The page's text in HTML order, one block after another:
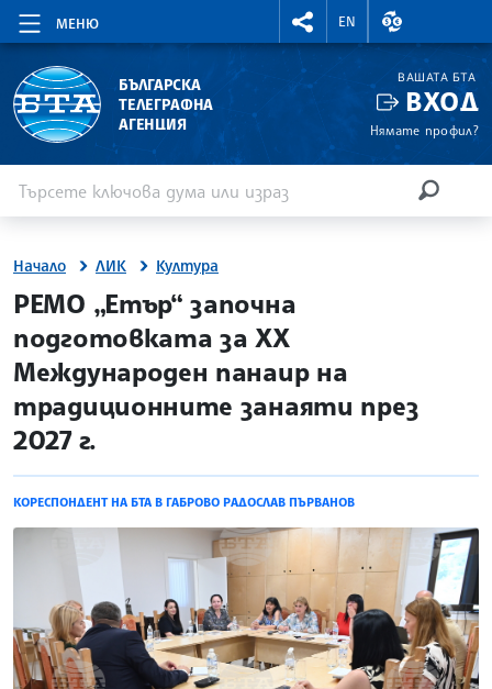
МЕНЮ
RIGHTMENU.SOCIAL
EN
ВАЛУТНИ
БЪЛГАРСКА
ТЕЛЕГРАФНА
АГЕНЦИЯ
ВАШАТА БТА
ВХОД
Нямате профил?
Начало ЛИК Култура
site.bta
РЕМО „Етър“ започна
подготовката за XX
Международен панаир на
традиционните занаяти през
2027 г.
КОРЕСПОНДЕНТ НА БТА В ГАБРОВО РАДОСЛАВ ПЪРВАНОВ